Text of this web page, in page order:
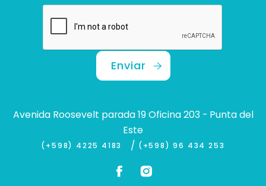
Enviar
Avenida Roosevelt parada 19 Oficina 203 - Punta del
Este
(+598) 4225 4183 / (+598) 96 434 253